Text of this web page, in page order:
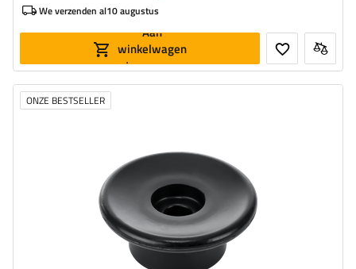
We verzenden al10 augustus
Aan
winkelwagen
toevoegen
ONZE BESTSELLER